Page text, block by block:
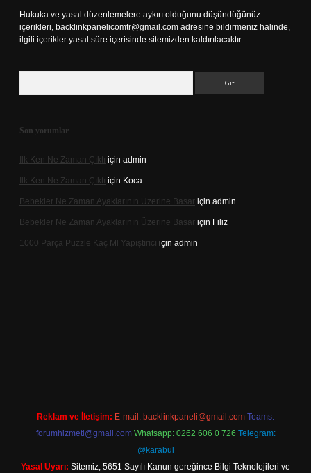
Hukuka ve yasal düzenlemelere aykırı olduğunu düşündüğünüz
içerikleri, backlinkpanelicomtr@gmail.com adresine bildirmeniz halinde,
ilgili içerikler yasal süre içerisinde sitemizden kaldırılacaktır.
Son yorumlar
Ilk Ken Ne Zaman Çıktı için admin
Ilk Ken Ne Zaman Çıktı için Koca
Bebekler Ne Zaman Ayaklarının Üzerine Basar için admin
Bebekler Ne Zaman Ayaklarının Üzerine Basar için Filiz
1000 Parça Puzzle Kaç Ml Yapıştırıcı için admin
Reklam ve İletişim: E-mail: backlinkpaneli@gmail.com Teams:
forumhizmeti@gmail.com Whatsapp: 0262 606 0 726 Telegram:
@karabul
Yasal Uyarı: Sitemiz, 5651 Sayılı Kanun gereğince Bilgi Teknolojileri ve